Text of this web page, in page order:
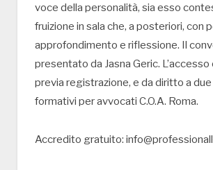
voce della personalità, sia esso
fruizione in sala che, a posteriori, con
approfondimento e riflessione. Il
presentato da Jasna Geric.
previa registrazione, e da diritto a
formativi per avvocati C.O.A. Roma.
Accredito gratuito: